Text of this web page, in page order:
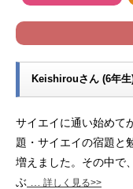
Keishirouさん (6年生
サイエイに通い始めて
題・サイエイの宿題と
増えました。その中で
ぶ
詳しく見る>>